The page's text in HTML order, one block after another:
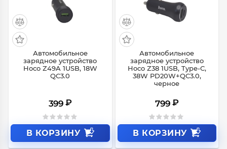
Автомобильное
зарядное устройство
Hoco Z49A 1USB, 18W
QC3.0
399 ₽
В КОРЗИНУ
Автомобильное
зарядное устройство
Hoco Z38 1USB, Type-C,
38W PD20W+QC3.0,
черное
799 ₽
В КОРЗИНУ